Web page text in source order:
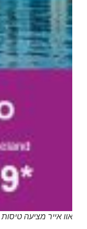
אייר מציעה טיסות המשך